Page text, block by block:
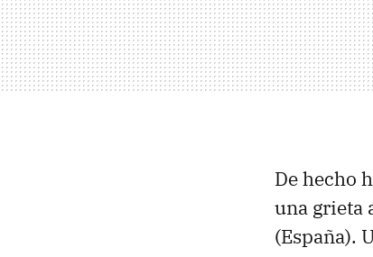
De hecho
una grieta
(España).